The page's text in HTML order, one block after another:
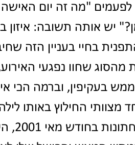
"מה זה יום
יש אותה תשובה: איזון
בחיי בעניין הזה
מהסוג שחוו נפגעי
בעקיפין, וברמה הכי
החילוץ באותו
קריסת